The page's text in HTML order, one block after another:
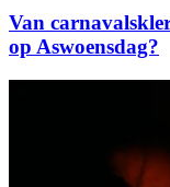
Van
op Aswoensdag?